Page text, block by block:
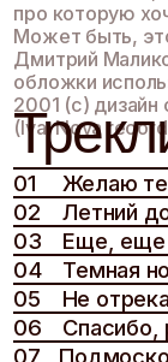
01 Желаю тебе
02
Летний
03
Еще, еще
04
Темная ночь
05
Не
06
Спасибо,
07
08
Я тебя
09
До
10
Странник
11 На
12 Желаю